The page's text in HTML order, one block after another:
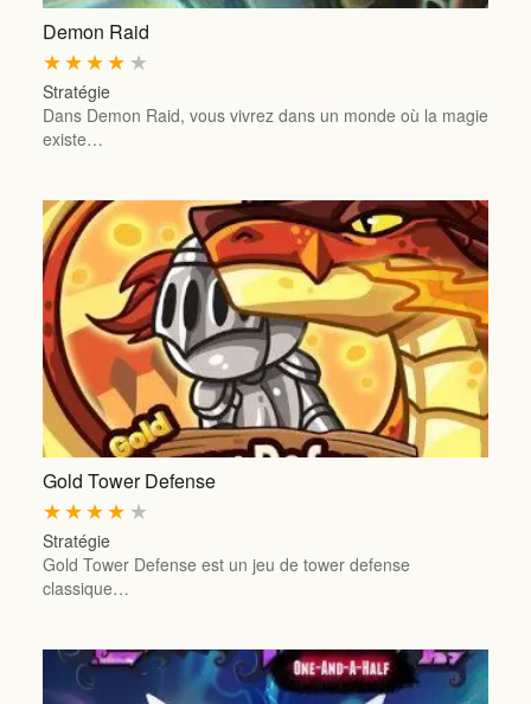
Demon Raid
★
★
★
★
★
Stratégie
Dans Demon Raid, vous vivrez dans un monde où la magie
existe…
Gold Tower Defense
★
★
★
★
★
Stratégie
Gold Tower Defense est un jeu de tower defense
classique…